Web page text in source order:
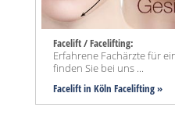
Facelift / Facelifting:
Erfahrene Fachärzte für
finden Sie bei uns ...
Facelift in Köln Facelifting »